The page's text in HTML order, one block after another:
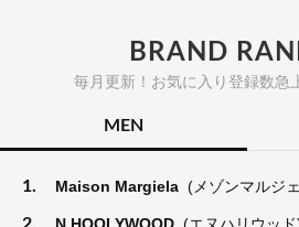
BRAND
毎月更新！お気に入り登録数急
MEN
1. Maison Margiela (メゾンマルジ